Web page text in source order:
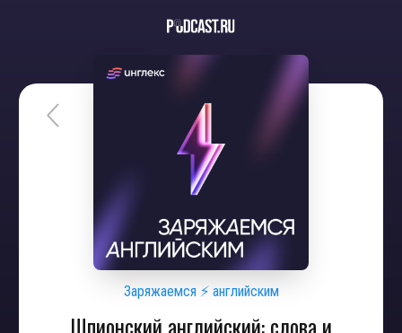
Заряжаемся ⚡ английским
Шпионский английский: слова и